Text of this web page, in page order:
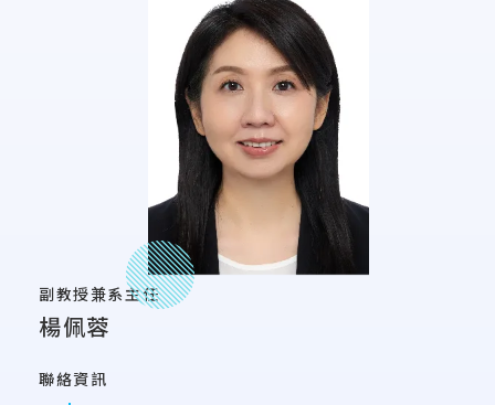
副教授兼系主任
楊佩蓉
聯絡資訊